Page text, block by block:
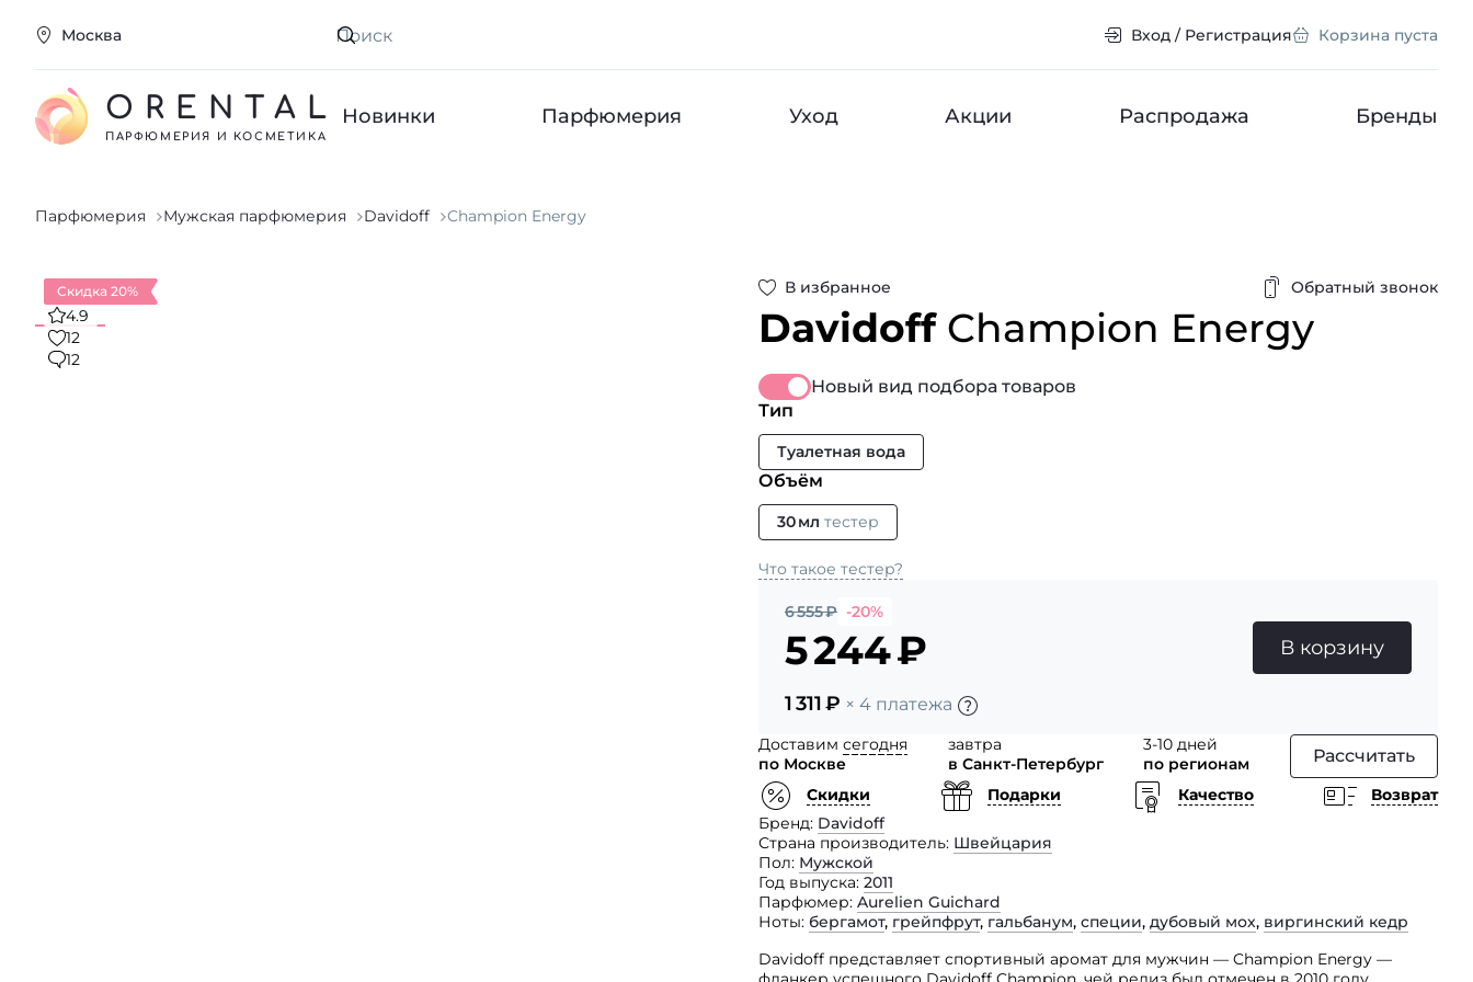
Москва Искать Вход / Регистрация Корзина пуста
ORENTAL
ПАРФЮМЕРИЯ И КОСМЕТИКА
Новинки Парфюмерия Уход Акции Распродажа Бренды
Парфюмерия Мужская парфюмерия Davidoff Champion Energy
В избранное Обратный звонок
Davidoff Champion Energy
Скидка 20%
4.9
12
12
Новый вид подбора товаров
Тип
Туалетная вода
Объём
30 мл тестер
Что такое тестер?
6 555₽ -20%
5 244₽
1 311₽ × 4 платежа
В корзину
Доставим сегодня
по Москве
завтра
в Санкт-Петербург
3-10 дней
по регионам
Рассчитать
Скидки Подарки Качество
Возврат
Бренд Davidoff
Страна производитель Швейцария
Пол Мужской
Год выпуска 2011
Парфюмер Aurelien Guichard
Ноты бергамот, грейпфрут, гальбанум, специи, дубовый мох, виргинский кедр
Davidoff представляет спортивный аромат для мужчин — Champion Energy —